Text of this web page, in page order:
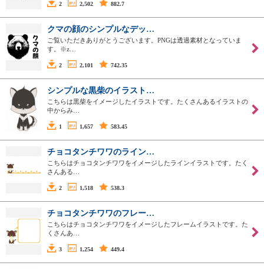
2 2,502 882.7
クマの顔のシンプルなデッ…
ご覧いただきありがとうございます。PNGは透過素材となっていま
す。※z…
2 2,101 742.35
シンプルな黒柴のイラスト…
こちらは黒柴をイメージしたイラストです。たくさんあるイラストの
中からみ…
1 1,657 583.45
チョコタンチワワのライン…
こちらはチョコタンチワワをイメージしたラインイラストです。たく
さんある…
2 1,518 538.3
チョコタンチワワのフレー…
こちらはチョコタンチワワをイメージしたフレームイラストです。た
くさんあ…
3 1,254 449.4